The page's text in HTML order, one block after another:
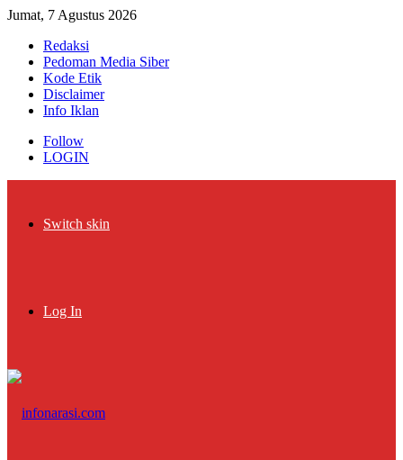
Jumat, 7 Agustus 2026
Redaksi
Pedoman Media Siber
Kode Etik
Disclaimer
Info Iklan
Follow
LOGIN
Switch skin
Log In